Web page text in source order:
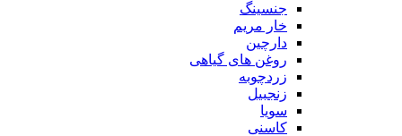
جنسینگ
خار مریم
دارچین
روغن های گیاهی
زردچوبه
زنجبیل
سویا
کاسنی